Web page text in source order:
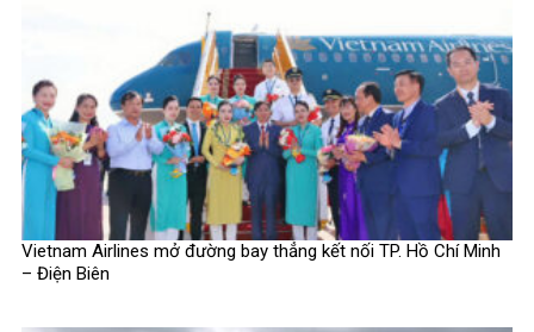
Vietnam Airlines mở đường bay thẳng kết nối TP. Hồ Chí Minh
– Điện Biên